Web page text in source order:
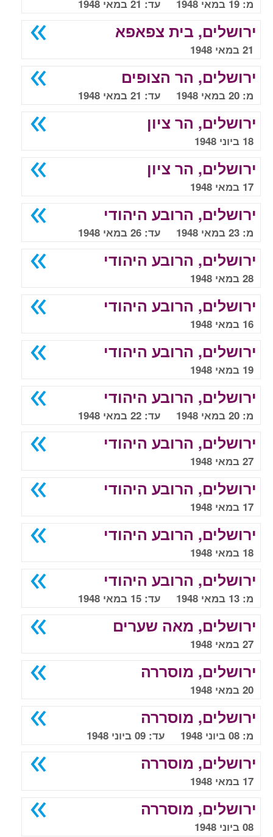
מ: 19 במאי 1948 עד: 21 במאי 1948
ירושלים, בית צפאפא
21 במאי 1948
ירושלים, הר הצופים
מ: 20 במאי 1948 עד: 21 במאי 1948
ירושלים, הר ציון
18 ביוני 1948
ירושלים, הר ציון
17 במאי 1948
ירושלים, הרובע היהודי
מ: 23 במאי 1948 עד: 26 במאי 1948
ירושלים, הרובע היהודי
28 במאי 1948
ירושלים, הרובע היהודי
16 במאי 1948
ירושלים, הרובע היהודי
19 במאי 1948
ירושלים, הרובע היהודי
מ: 20 במאי 1948 עד: 22 במאי 1948
ירושלים, הרובע היהודי
27 במאי 1948
ירושלים, הרובע היהודי
17 במאי 1948
ירושלים, הרובע היהודי
18 במאי 1948
ירושלים, הרובע היהודי
מ: 13 במאי 1948 עד: 15 במאי 1948
ירושלים, מאה שערים
27 במאי 1948
ירושלים, מוסררה
20 במאי 1948
ירושלים, מוסררה
מ: 08 ביוני 1948 עד: 09 ביוני 1948
ירושלים, מוסררה
17 במאי 1948
ירושלים, מוסררה
08 ביוני 1948